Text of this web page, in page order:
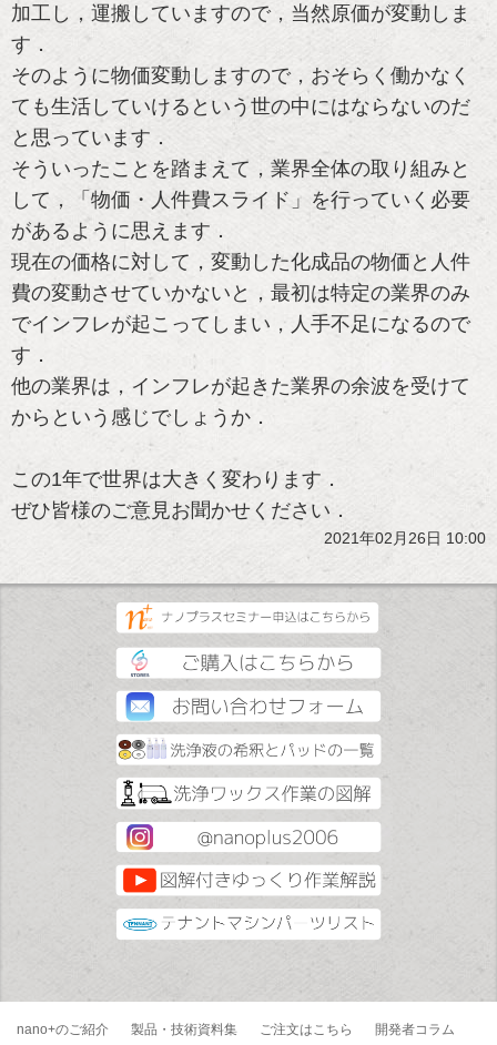
加工し，運搬していますので，当然原価が変動しま
す．
そのように物価変動しますので，おそらく働かなく
ても生活していけるという世の中にはならないのだ
と思っています．
そういったことを踏まえて，業界全体の取り組みと
して，「物価・人件費スライド」を行っていく必要
があるように思えます．
現在の価格に対して，変動した化成品の物価と人件
費の変動させていかないと，最初は特定の業界のみ
でインフレが起こってしまい，人手不足になるので
す．
他の業界は，インフレが起きた業界の余波を受けて
からという感じでしょうか．
この1年で世界は大きく変わります．
ぜひ皆様のご意見お聞かせください．
2021年02月26日 10:00
nano+のご紹介 製品・技術資料集 ご注文はこちら
開発者コラム